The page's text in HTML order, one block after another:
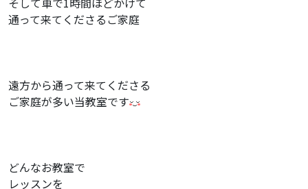
通って来てくださるご家庭
遠方から通って来てくださる
ご家庭が多い当教室です
どんなお教室で
レッスンを